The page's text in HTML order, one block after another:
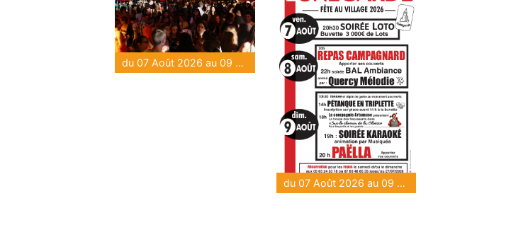
du 07 Août 2026 au 09 Août 2026
du 07 Août 2026 au 09 Août 2026